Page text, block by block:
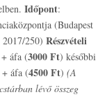
Időpont:
(Budapest
250) Részvételi
áfa (3000 Ft) későbbi
áfa (4500 Ft) (A
lévő összeg